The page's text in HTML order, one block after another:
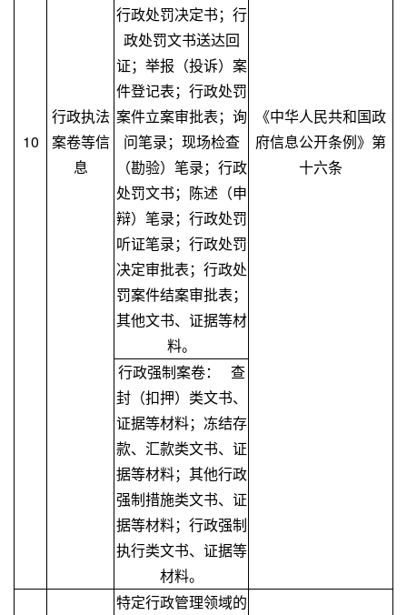
10
行政执法
案卷等信
息
《中华人民共和国政
府信息公开条例》第
十六条
行政处罚决定书；行
政处罚文书送达回
证；举报（投诉）案
件登记表；行政处罚
案件立案审批表；询
问笔录；现场检查
（勘验）笔录；行政
处罚文书；陈述（申
辩）笔录；行政处罚
听证笔录；行政处罚
决定审批表；行政处
罚案件结案审批表；
其他文书、证据等材
料。
行政强制案卷： 查
封（扣押）类文书、
证据等材料；冻结存
款、汇款类文书、证
据等材料；其他行政
强制措施类文书、证
据等材料；行政强制
执行类文书、证据等
材料。
特定行政管理领域的